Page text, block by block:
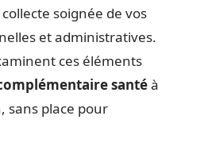
soignée de vos
et administratives.
ces éléments
santéà
sans place pour